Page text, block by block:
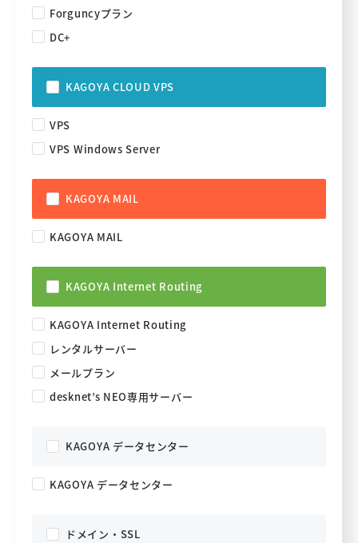
Forguncyプラン
DC+
KAGOYA CLOUD VPS
VPS
VPS Windows Server
KAGOYA MAIL
KAGOYA MAIL
KAGOYA Internet Routing
KAGOYA Internet Routing
レンタルサーバー
メールプラン
desknet’s NEO専用サーバー
KAGOYA データセンター
KAGOYA データセンター
ドメイン・SSL